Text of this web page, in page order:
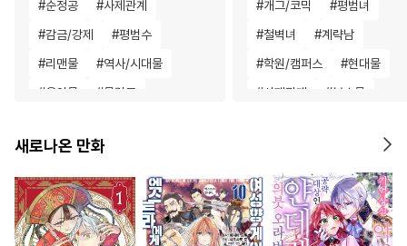
#순정공 #사제관계
#감금/강제 #평범수
#리맨물 #역사/시대물
#육아물 #문란공
#존댓말공
#무심수 #또라이공
#만화단편 #옴니버스
#SM #3P #동정수
#개그/코믹 #평범녀
#철벽녀 #계략남
#학원/캠퍼스 #현대물
# 사제관계 #복수물
힐링
# 연상연하 #역사/시대물
#육아물 #직진남 #절륜
# 고수위 #복수
새로나온 만화